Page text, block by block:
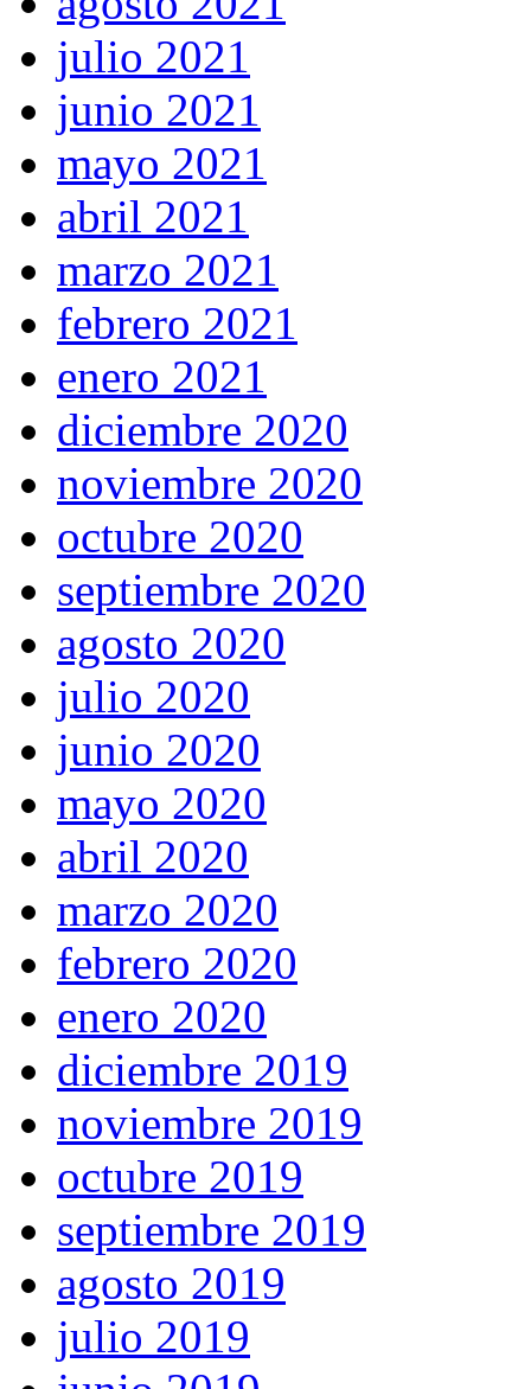
julio 2021
junio 2021
mayo 2021
abril 2021
marzo 2021
febrero 2021
enero 2021
diciembre 2020
noviembre 2020
octubre 2020
septiembre 2020
agosto 2020
julio 2020
junio 2020
mayo 2020
abril 2020
marzo 2020
febrero 2020
enero 2020
diciembre 2019
noviembre 2019
octubre 2019
septiembre 2019
agosto 2019
julio 2019